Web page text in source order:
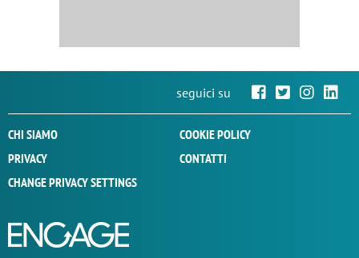
seguici su
CHI SIAMO
COOKIE POLICY
PRIVACY
CONTATTI
CHANGE PRIVACY SETTINGS